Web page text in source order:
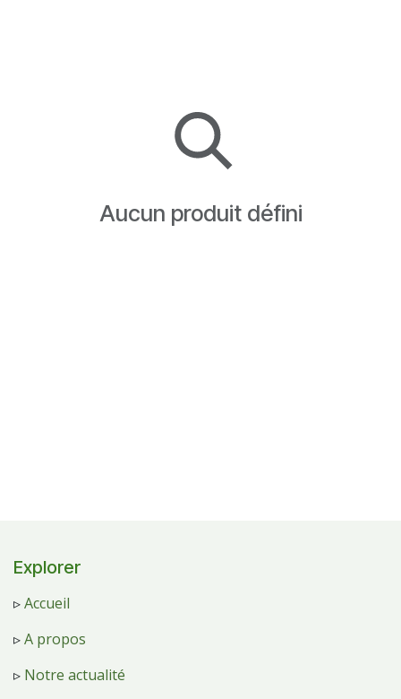
Aucun produit défini
Explorer
▹Accueil
▹A propos
▹ Notre actualité